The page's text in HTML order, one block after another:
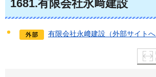
1681.有限会社永﨑建設
有限会社永﨑建設（外部サイトへ